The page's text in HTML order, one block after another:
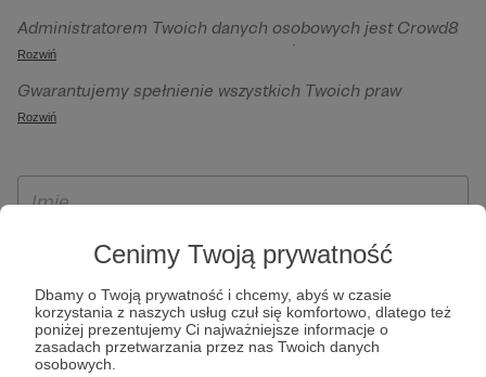
Cenimy Twoją prywatność
Dbamy o Twoją prywatność i chcemy, abyś w czasie
korzystania z naszych usług czuł się komfortowo, dlatego też
poniżej prezentujemy Ci najważniejsze informacje o
zasadach przetwarzania przez nas Twoich danych
osobowych.
Administratorem Twoich danych osobowych jest Crowd8
sp. z o.o. z siedziba w Warszawie, ul. Żwirki i Wigury 16, 02-
092 Warszawa. Twoje dane osobowe będą przetwarzane w
szczególności w celu wykonania umowy zawartej z Tobą, w
Patronite.pl, w tym możliwości dokonywania oraz
otrzymywania wsparcia na naszej platformie oraz
Rozwiń
Gwarantujemy spełnienie wszystkich Twoich praw
wynikających z ogólnego rozporządzenia o ochronie
ich przenoszenia, niepodlegania zautomatyzowanemu
wyrażenia sprzeciwu wobec przetwarzania Twoich danych
osobowych. Rejestracja dla osób niepełnoletnich możliwa
jest po przekazaniu podpisanego formularza "Zgodna na
założenie konta przez osobę niepełnoletnią", formularz
dostępny jest na stronie regulaminu Patronite.pl.
Rozwiń